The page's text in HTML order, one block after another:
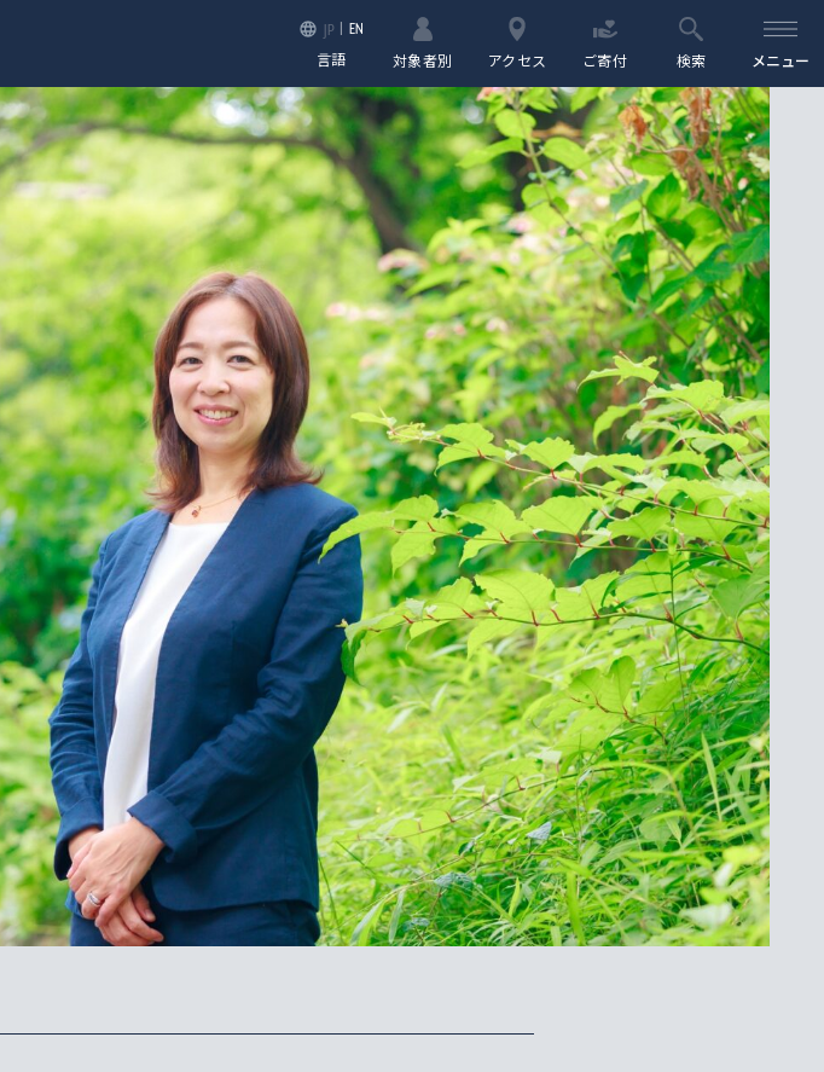
JP EN
言語 対象者別 アクセス ご寄付 検索 メニュー